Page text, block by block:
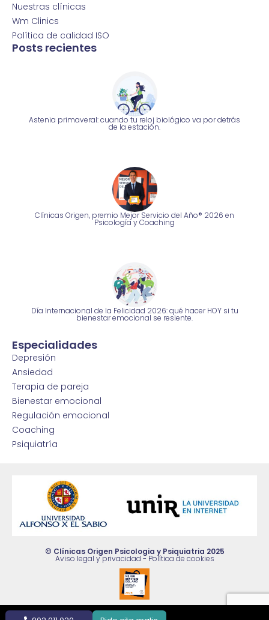
Nuestras clínicas
Wm Clinics
Política de calidad ISO
Posts recientes
Astenia primaveral: cuando tu reloj biológico va por detrás
de la estación.
Clínicas Origen, premio Mejor Servicio del Año® 2026 en
Psicología y Coaching
Día Internacional de la Felicidad 2026: qué hacer HOY si tu
bienestar emocional se resiente.
Especialidades
Depresión
Ansiedad
Terapia de pareja
Bienestar emocional
Regulación emocional
Coaching
Psiquiatría
© Clínicas Origen Psicologia y Psiquiatria 2025
Aviso legal y privacidad -Política de cookies